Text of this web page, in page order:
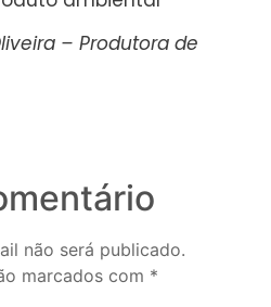
– Produtora de
não será publicado.
marcados com *